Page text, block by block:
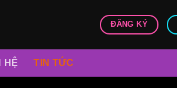
ĐĂNG KÝ
HỆ TIN TỨC